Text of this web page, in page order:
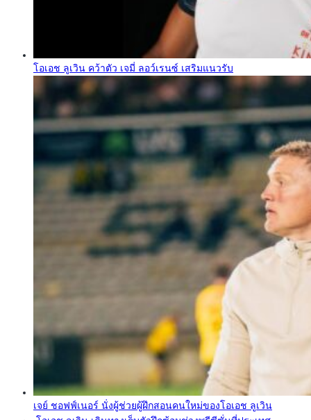
โอเอช ลูเวิน คว้าตัว เจมี่ ลอว์เรนซ์ เสริมแนวรับ
เจย์ ชอฟฟ์เนอร์ นั่งผู้ช่วยผู้ฝึกสอนคนใหม่ของโอเอช ลูเวิน